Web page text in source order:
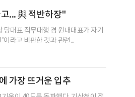
... 與 적반하장"
대표 직무대행 겸 원내대표가 자기
이라고 비판한 것과 관련...
가장 뜨거운 입추